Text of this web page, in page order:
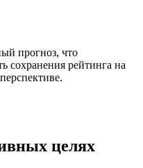
прогноз, что
сохранения рейтинга на
целях